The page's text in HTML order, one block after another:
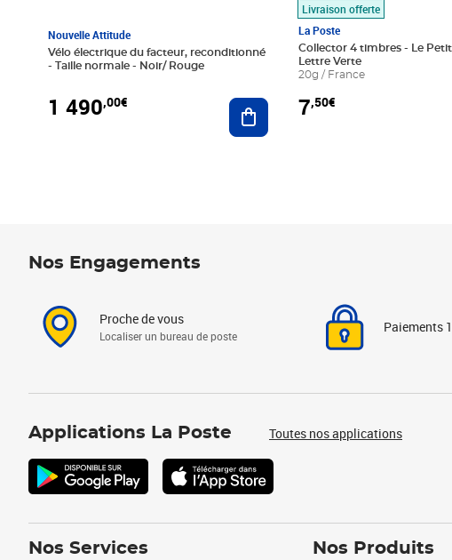
Nouvelle Attitude
Vélo électrique du facteur, reconditionné
- Taille normale - Noir/ Rouge
1 490,00€ Ajouter au panier
Livraison offerte
La Poste
Collector 4 timbres - Le
Lettre Verte
20g / France
7,50€
Nos Engagements
Proche de vous
Localiser un bureau de poste
Paiements
Applications La Poste Toutes nos applications
Nos Services Nos Produits